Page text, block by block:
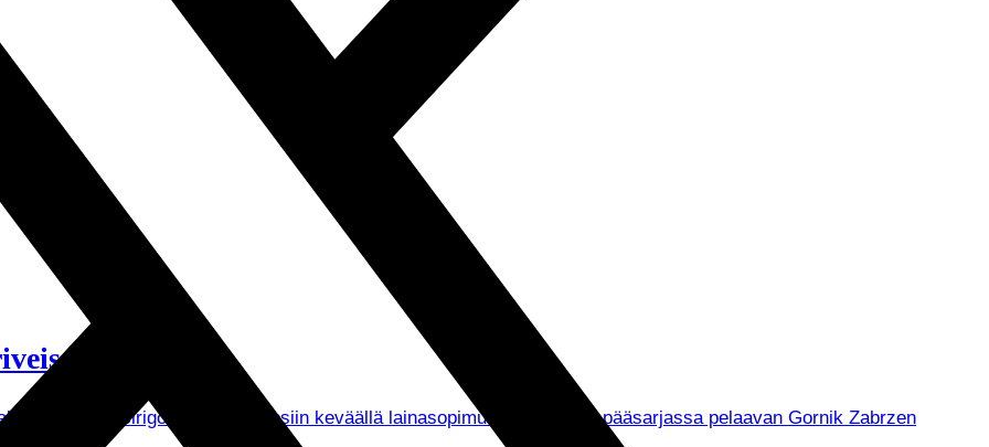
Tsirigotis saapui Tepsiin keväällä lainasopimuksella Puolan pääsarjassa pelaavan Gornik Zabrzen